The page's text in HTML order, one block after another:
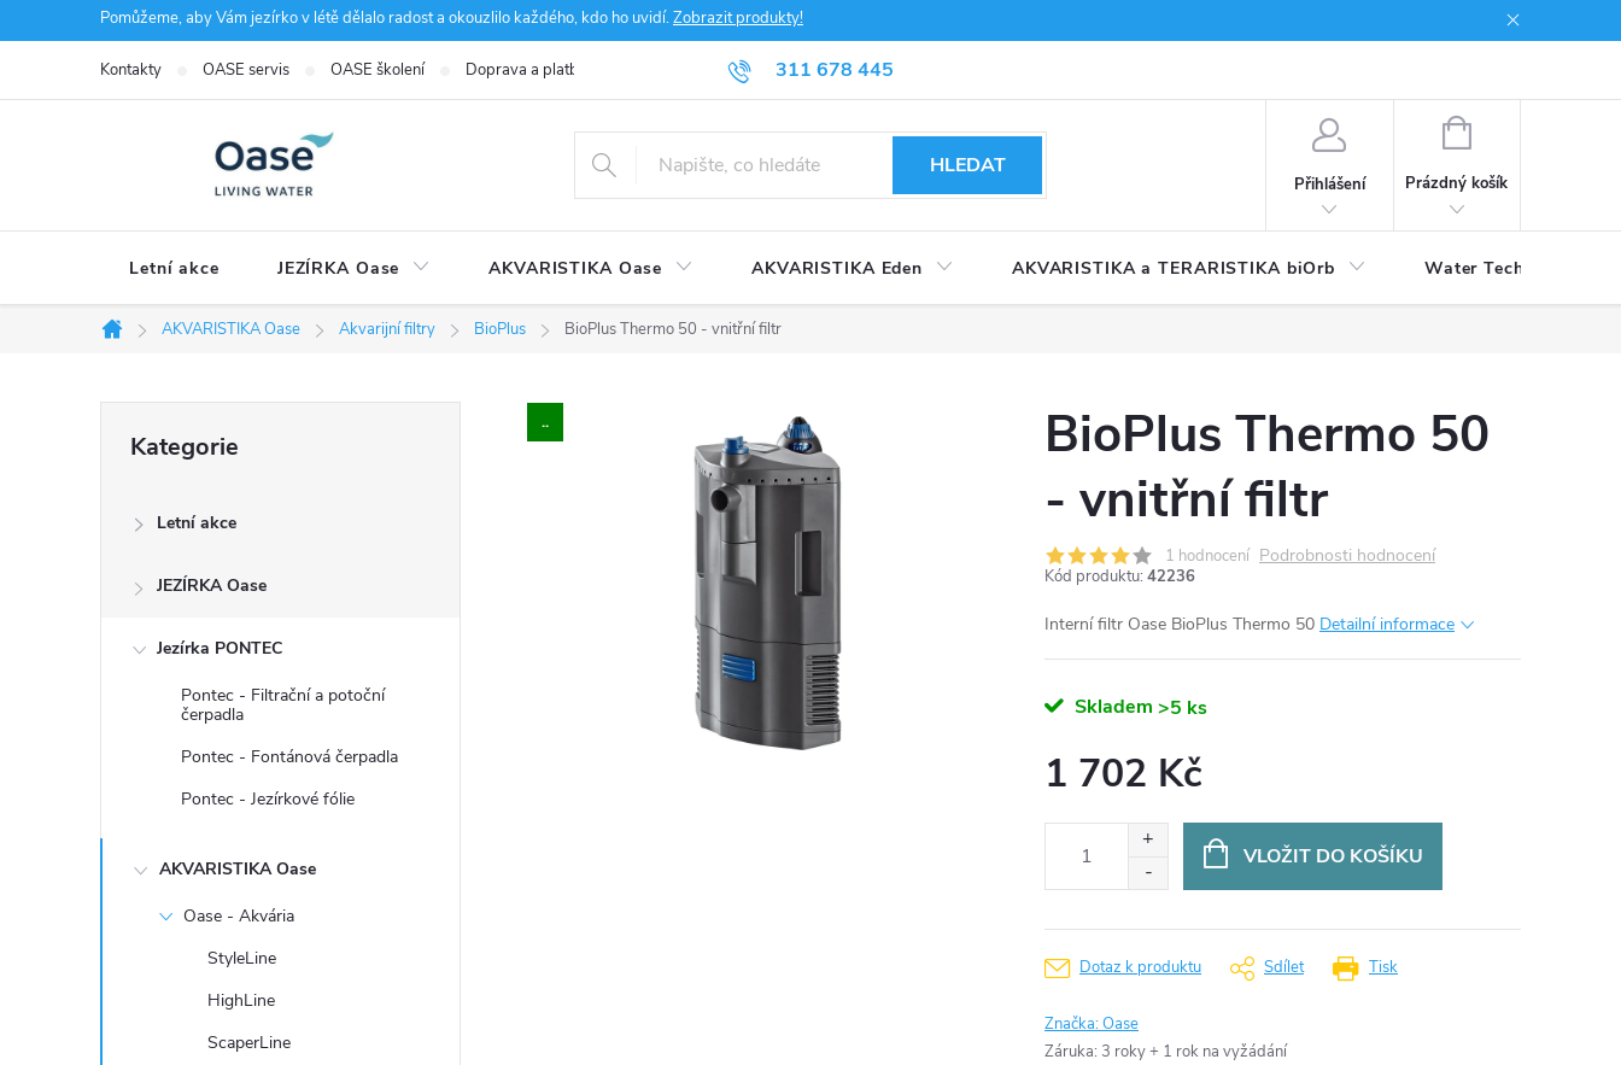
na
Pomůžeme, aby Vám jezírko v létě dělalo radost a okouzlilo každého, kdo ho uvidí.Zobrazit produkty!
311 678 445
Kontakty OASE servis OASE školení Doprava a platba Obchodní podmínky Ochrana údajů
HLEDAT
Přihlášení
NÁKUPNÍ
Prázdný košík
Letní akce JEZÍRKA Oase AKVARISTIKA Oase AKVARISTIKA Eden AKVARISTIKA a TERARISTIKA biOrb Water Technology
Domů
AKVARISTIKA Oase Akvarijní filtry BioPlus BioPlus Thermo 50 - vnitřní filtr
n
kategorie
Kategorie
Letní akce
JEZÍRKA Oase
Jezírka PONTEC
Pontec - Filtrační a potoční
čerpadla
Pontec - Fontánová čerpadla
Pontec - Jezírkové fólie
AKVARISTIKA Oase
Oase - Akvária
StyleLine
HighLine
ScaperLine
..
BioPlus Thermo 50
- vnitřní filtr
1 hodnocení Podrobnosti hodnocení
Kód produktu: 42236
Interní filtr Oase BioPlus Thermo 50 Detailní informace
Skladem >5 ks
1 702 Kč
VLOŽIT DO KOŠÍKU
Tisk
Dotaz k produktu Sdílet
Značka:Oase
Záruka: 3 roky + 1 rok na vyžádání